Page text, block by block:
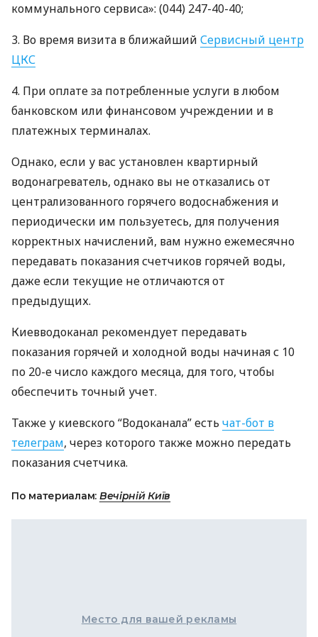
коммунального сервиса»: (044) 247-40-40;
3. Во время визита в ближайший Сервисный центр
ЦКС
4. При оплате за потребленные услуги в любом
банковском или финансовом учреждении и в
платежных терминалах.
Однако, если у вас установлен квартирный
водонагреватель, однако вы не отказались от
централизованного горячего водоснабжения и
периодически им пользуетесь, для получения
корректных начислений, вам нужно ежемесячно
передавать показания счетчиков горячей воды,
даже если текущие не отличаются от
предыдущих.
Киевводоканал рекомендует передавать
показания горячей и холодной воды начиная с 10
по 20-е число каждого месяца, для того, чтобы
обеспечить точный учет.
Также у киевского “Водоканала” есть чат-бот в
телеграм, через которого также можно передать
показания счетчика.
По материалам: Вечірній Київ
Место для вашей рекламы